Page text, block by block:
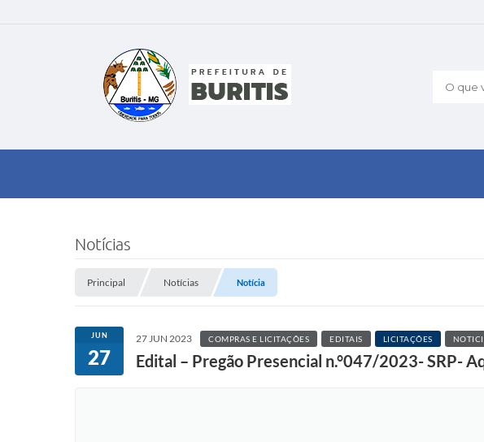
O que
Notícias
Principal Notícias Notícia
JUN
27
27 JUN 2023 COMPRAS E LICITAÇÕES EDITAIS LICITAÇÕES
Edital – Pregão Presencial n.°047/2023- SRP-